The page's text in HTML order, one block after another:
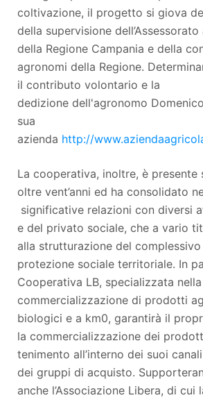
coltivazione, il progetto si giova
della supervisione dell’Assessorato
della Regione Campania e della
agronomi della Regione.
il contributo volontario e la
dedizione dell'agronomo
sua
azienda http://
La cooperativa, inoltre, è
oltre vent’anni ed ha consolidato
significative relazioni con diversi
e del privato sociale, che a vario
alla strutturazione del
protezione sociale territoriale. In
Cooperativa LB, specializzata nella
commercializzazione di prodotti
biologici e a km0, garantirà il
la commercializzazione dei
tenimento all’interno dei suoi
dei gruppi di acquisto.
anche l’Associazione Libera, di cui